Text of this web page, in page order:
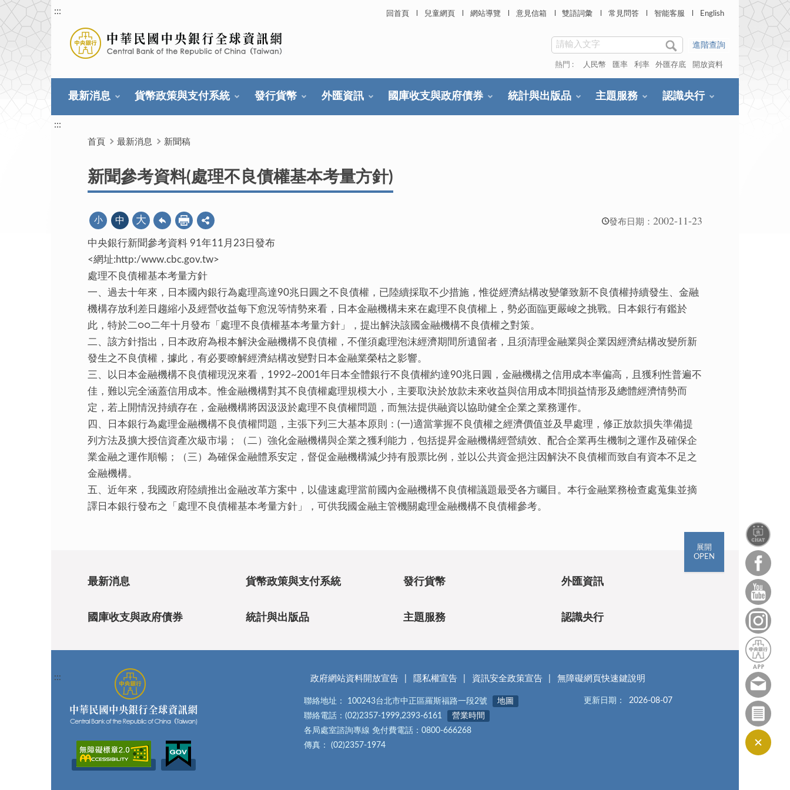
回首頁 兒童網頁 網站導覽 意見信箱 雙語詞彙 常見問答 智能客服 English
:::
進階查詢
熱門 : 人民幣 匯率 利率 外匯存底 開放資料
最新消息 貨幣政策與支付系統 發行貨幣 外匯資訊 國庫收支與政府債券 統計與出版品 主題服務 認識央行
:::
首頁 最新消息 新聞稿
新聞參考資料(處理不良債權基本考量方針)
發布日期： 2002-11-23
小 中 大
中央銀行新聞參考資料 91年11月23日發布
<網址:http:/www.cbc.gov.tw>
處理不良債權基本考量方針
一、過去十年來，日本國內銀行為處理高達90兆日圓之不良債權，已陸續採取不少措施，惟從經濟結構改變肇致新不良債權持續發生、金融
機構存放利差日趨縮小及經營收益每下愈況等情勢來看，日本金融機構未來在處理不良債權上，勢必面臨更嚴峻之挑戰。日本銀行有鑑於
此，特於二○○二年十月發布「處理不良債權基本考量方針」，提出解決該國金融機構不良債權之對策。
二、該方針指出，日本政府為根本解決金融機構不良債權，不僅須處理泡沫經濟期間所遺留者，且須清理金融業與企業因經濟結構改變所新
發生之不良債權，據此，有必要瞭解經濟結構改變對日本金融業榮枯之影響。
三、以日本金融機構不良債權現況來看，1992~2001年日本全體銀行不良債權約達90兆日圓，金融機構之信用成本率偏高，且獲利性普遍不
佳，難以完全涵蓋信用成本。惟金融機構對其不良債權處理規模大小，主要取決於放款未來收益與信用成本間損益情形及總體經濟情勢而
定，若上開情況持續存在，金融機構將因汲汲於處理不良債權問題，而無法提供融資以協助健全企業之業務運作。
四、日本銀行為處理金融機構不良債權問題，主張下列三大基本原則：(一)適當掌握不良債權之經濟價值並及早處理，修正放款損失準備提
列方法及擴大授信資產次級市場；（二）強化金融機構與企業之獲利能力，包括提昇金融機構經營績效、配合企業再生機制之運作及確保企
業金融之運作順暢；（三）為確保金融體系安定，督促金融機構減少持有股票比例，並以公共資金挹注因解決不良債權而致自有資本不足之
金融機構。
五、近年來，我國政府陸續推出金融改革方案中，以儘速處理當前國內金融機構不良債權議題最受各方矚目。本行金融業務檢查處蒐集並摘
譯日本銀行發布之「處理不良債權基本考量方針」，可供我國金融主管機關處理金融機構不良債權參考。
展開
OPEN
最新消息 貨幣政策與支付系統 發行貨幣 外匯資訊
國庫收支與政府債券 統計與出版品 主題服務 認識央行
::: 政府網站資料開放宣告 隱私權宣告 資訊安全政策宣告 無障礙網頁快速鍵說明
聯絡地址： 100243台北市中正區羅斯福路一段2號
地圖
聯絡電話：(02)2357-1999,2393-6161
營業時間
各局處室諮詢專線 免付費電話：0800-666268
傳真： (02)2357-1974
更新日期： 2026-08-07